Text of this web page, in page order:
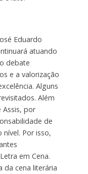
Eduardo
atuando
debate
e a valorização
Alguns
Além
Assis, por
de
Por isso,
em Cena.
da cena literária